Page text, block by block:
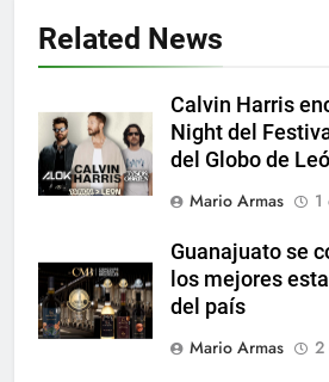
Related News
Calvin Harris
Night del
del Globo de
Mario Armas
1
Guanajuato se
los mejores
del país
Mario Armas
2